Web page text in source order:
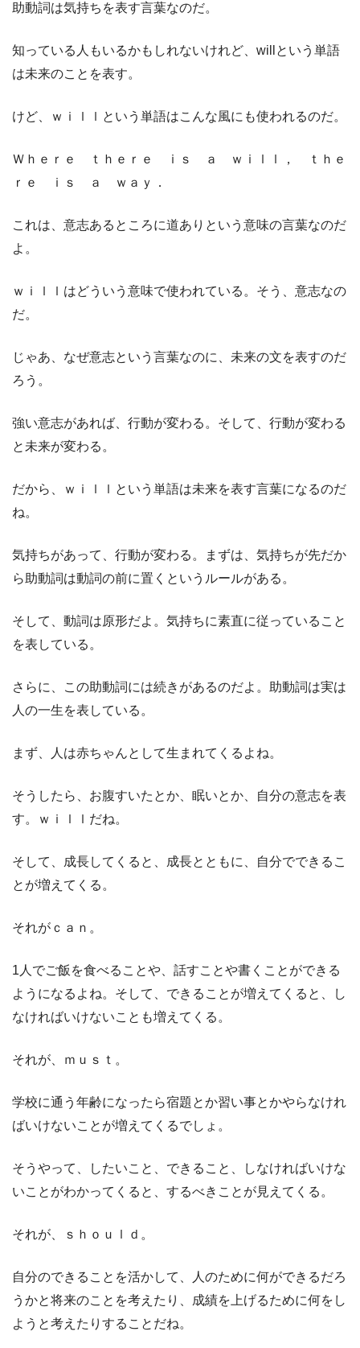
助動詞は気持ちを表す言葉なのだ。
知っている人もいるかもしれないけれど、willという単語
は未来のことを表す。
けど、ｗｉｌｌという単語はこんな風にも使われるのだ。
Ｗｈｅｒｅ ｔｈｅｒｅ ｉｓ ａ ｗｉｌｌ， ｔｈｅ
ｒｅ ｉｓ ａ ｗａｙ．
これは、意志あるところに道ありという意味の言葉なのだ
よ。
ｗｉｌｌはどういう意味で使われている。そう、意志なの
だ。
じゃあ、なぜ意志という言葉なのに、未来の文を表すのだ
ろう。
強い意志があれば、行動が変わる。そして、行動が変わる
と未来が変わる。
だから、ｗｉｌｌという単語は未来を表す言葉になるのだ
ね。
気持ちがあって、行動が変わる。まずは、気持ちが先だか
ら助動詞は動詞の前に置くというルールがある。
そして、動詞は原形だよ。気持ちに素直に従っていること
を表している。
さらに、この助動詞には続きがあるのだよ。助動詞は実は
人の一生を表している。
まず、人は赤ちゃんとして生まれてくるよね。
そうしたら、お腹すいたとか、眠いとか、自分の意志を表
す。ｗｉｌｌだね。
そして、成長してくると、成長とともに、自分でできるこ
とが増えてくる。
それがｃａｎ。
1人でご飯を食べることや、話すことや書くことができる
ようになるよね。そして、できることが増えてくると、し
なければいけないことも増えてくる。
それが、ｍｕｓｔ。
学校に通う年齢になったら宿題とか習い事とかやらなけれ
ばいけないことが増えてくるでしょ。
そうやって、したいこと、できること、しなければいけな
いことがわかってくると、するべきことが見えてくる。
それが、ｓｈｏｕｌｄ。
自分のできることを活かして、人のために何ができるだろ
うかと将来のことを考えたり、成績を上げるために何をし
ようと考えたりすることだね。